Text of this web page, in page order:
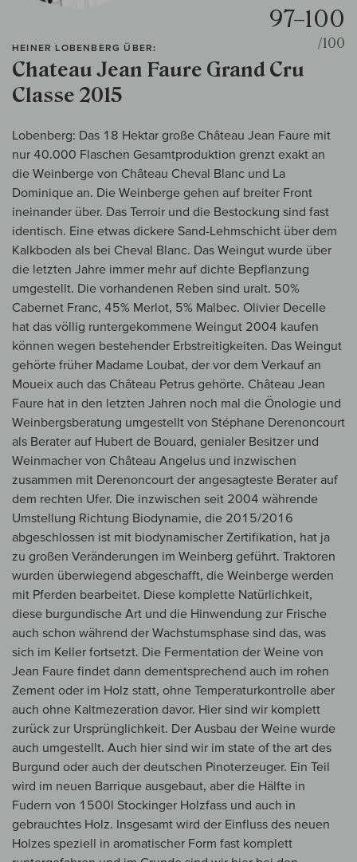
HEINER LOBENBERG ÜBER:
Chateau Jean Faure Grand Cru
Classe 2015
97–100
/100
Lobenberg: Das 18 Hektar große Château Jean Faure mit
nur 40.000 Flaschen Gesamtproduktion grenzt exakt an
die Weinberge von Château Cheval Blanc und La
Dominique an. Die Weinberge gehen auf breiter Front
ineinander über. Das Terroir und die Bestockung sind fast
identisch. Eine etwas dickere Sand-Lehmschicht über dem
Kalkboden als bei Cheval Blanc. Das Weingut wurde über
die letzten Jahre immer mehr auf dichte Bepflanzung
umgestellt. Die vorhandenen Reben sind uralt. 50%
Cabernet Franc, 45% Merlot, 5% Malbec. Olivier Decelle
hat das völlig runtergekommene Weingut 2004 kaufen
können wegen bestehender Erbstreitigkeiten. Das Weingut
gehörte früher Madame Loubat, der vor dem Verkauf an
Moueix auch das Château Petrus gehörte. Château Jean
Faure hat in den letzten Jahren noch mal die Önologie und
Weinbergsberatung umgestellt von Stéphane Derenoncourt
als Berater auf Hubert de Bouard, genialer Besitzer und
Weinmacher von Château Angelus und inzwischen
zusammen mit Derenoncourt der angesagteste Berater auf
dem rechten Ufer. Die inzwischen seit 2004 währende
Umstellung Richtung Biodynamie, die 2015/2016
abgeschlossen ist mit biodynamischer Zertifikation, hat ja
zu großen Veränderungen im Weinberg geführt. Traktoren
wurden überwiegend abgeschafft, die Weinberge werden
mit Pferden bearbeitet. Diese komplette Natürlichkeit,
diese burgundische Art und die Hinwendung zur Frische
auch schon während der Wachstumsphase sind das, was
sich im Keller fortsetzt. Die Fermentation der Weine von
Jean Faure findet dann dementsprechend auch im rohen
Zement oder im Holz statt, ohne Temperaturkontrolle aber
auch ohne Kaltmezeration davor. Hier sind wir komplett
zurück zur Ursprünglichkeit. Der Ausbau der Weine wurde
auch umgestellt. Auch hier sind wir im state of the art des
Burgund oder auch der deutschen Pinoterzeuger. Ein Teil
wird im neuen Barrique ausgebaut, aber die Hälfte in
Fudern von 1500l Stockinger Holzfass und auch in
gebrauchtes Holz. Insgesamt wird der Einfluss des neuen
Holzes speziell in aromatischer Form fast komplett